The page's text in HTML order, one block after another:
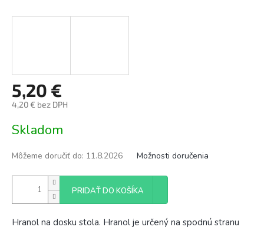
5,20 €
4,20 € bez DPH
cena:
Skladom
Môžeme doručiť do: 11.8.2026 Možnosti doručenia
PRIDAŤ DO KOŠÍKA
Hranol na dosku stola. Hranol je určený na spodnú stranu